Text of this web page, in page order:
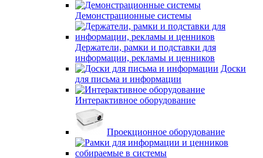
Демонстрационные системы
Держатели, рамки и подставки для
информации, рекламы и ценников
Доски
для письма и информации
Интерактивное оборудование
Проекционное оборудование